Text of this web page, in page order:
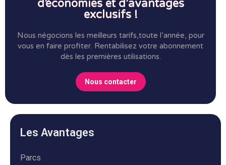
d’économies et d’avantages
exclusifs !
Nous négocions les meilleurs tarifs,toute l’année, pour
vous en faire profiter. Rentabilisez votre abonnement
dès les premières utilisations.
Nous contacter
Les Avantages
Parcs